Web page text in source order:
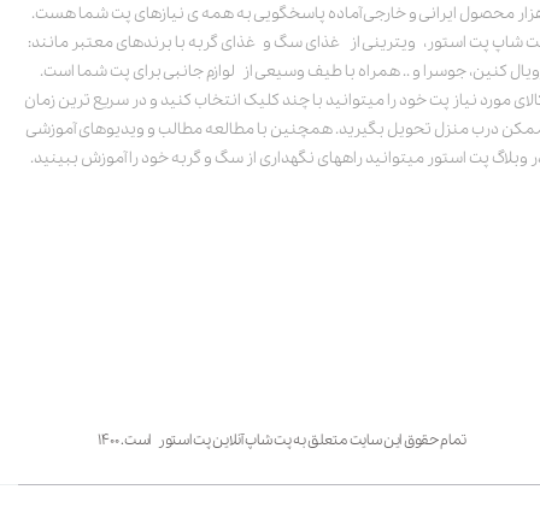
محصول ایرانی و خارجی آماده پاسخگویی به همه ی نیازهای پت شما هست.
شاپ پت استور، ویترینی از غذای سگ و غذای گربه با برندهای معتبر مانند:
کنین، جوسرا و .. همراه با طیف وسیعی از لوازم جانبی برای پت شما است.
مورد نیاز پت خود را میتوانید با چند کلیک انتخاب کنید و در سریع ترین زمان
درب منزل تحویل بگیرید. همچنین با مطالعه مطالب و ویدیوهای آموزشی
وبلاگ پت استور میتوانید راههای نگهداری از سگ و گربه خود را آموزش ببینید.
تمام حقوق این سایت متعلق به پت شاپ آنلاین پت استور است. ۱۴۰۰